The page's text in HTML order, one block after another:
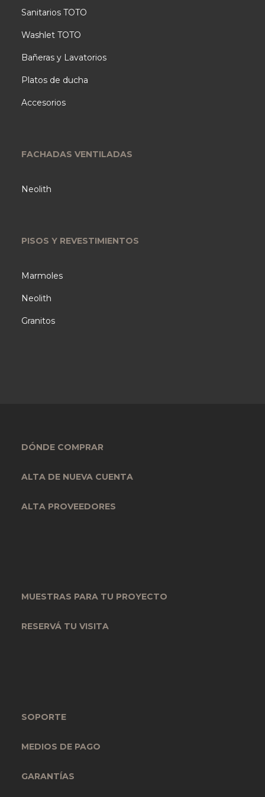
Sanitarios TOTO
Washlet TOTO
Bañeras y Lavatorios
Platos de ducha
Accesorios
FACHADAS VENTILADAS
Neolith
PISOS Y REVESTIMIENTOS
Marmoles
Neolith
Granitos
DÓNDE COMPRAR
ALTA DE NUEVA CUENTA
ALTA PROVEEDORES
MUESTRAS PARA TU PROYECTO
RESERVÁ TU VISITA
SOPORTE
MEDIOS DE PAGO
GARANTÍAS